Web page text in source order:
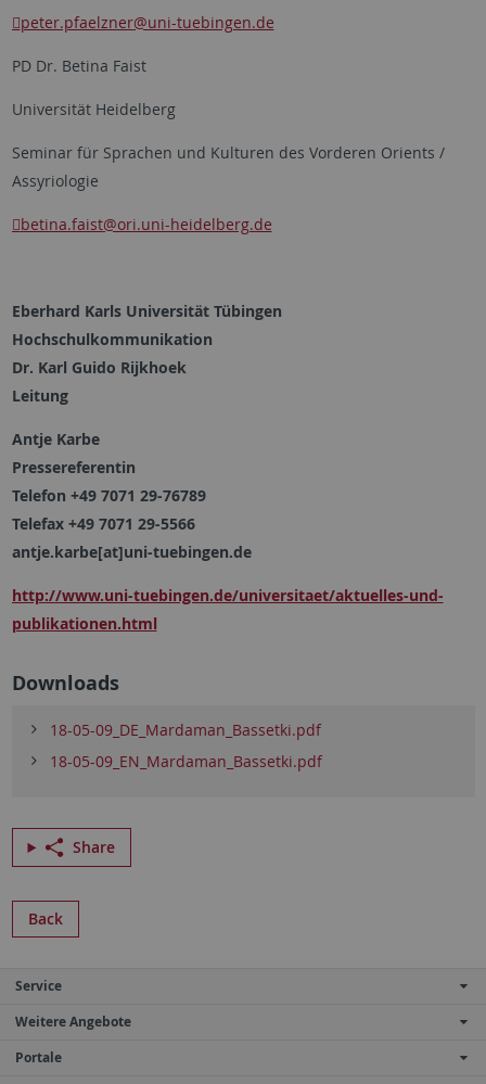
peter.pfaelzner@uni-tuebingen.de
PD Dr. Betina Faist
Universität Heidelberg
Seminar für Sprachen und Kulturen des Vorderen Orients /
Assyriologie
betina.faist@ori.uni-heidelberg.de
Eberhard Karls Universität Tübingen
Hochschulkommunikation
Dr. Karl Guido Rijkhoek
Leitung
Antje Karbe
Pressereferentin
Telefon +49 7071 29-76789
Telefax +49 7071 29-5566
antje.karbe[at]uni-tuebingen.de
http://www.uni-tuebingen.de/universitaet/aktuelles-und-
publikationen.html
Downloads
18-05-09_DE_Mardaman_Bassetki.pdf
18-05-09_EN_Mardaman_Bassetki.pdf
Share
Back
Service
Weitere Angebote
Portale